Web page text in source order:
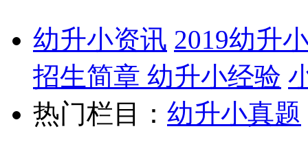
幼升小资讯 2019幼升
招生简章 幼升小经验
热门栏目： 幼升小真题